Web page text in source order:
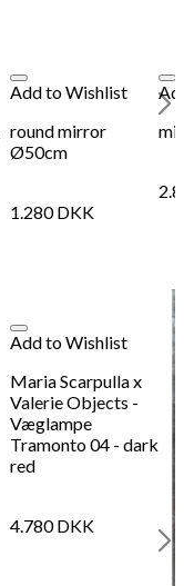
Add to Wishlist
round mirror
Ø50cm
1.280DKK
Add to Wishlist
Maria Scarpulla x
Valerie Objects -
Væglampe
Tramonto 04 - dark
red
4.780DKK